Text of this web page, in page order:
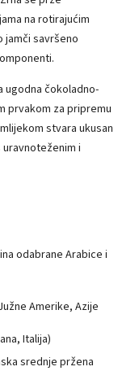
na rotirajućim
jamči savršeno
ugodna čokoladno-
prvakom za pripremu
stvara ukusan
uravnoteženim i
odabrane Arabice i
Amerike, Azije
Italija)
srednje pržena